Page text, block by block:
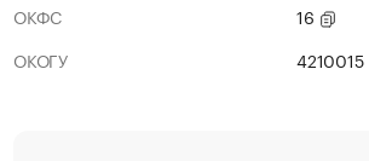
ОКФС
16
ОКОГУ
4210015